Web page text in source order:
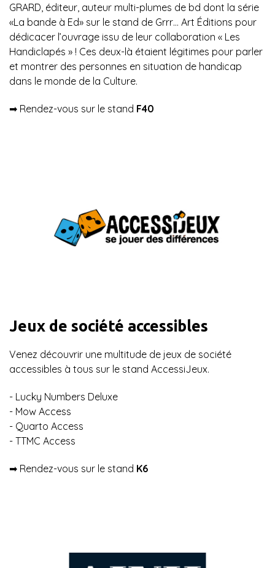
GRARD, éditeur, auteur multi-plumes de bd dont la série
«La bande à Ed» sur le stand de Grrr… Art Éditions pour
dédicacer l’ouvrage issu de leur collaboration « Les
Handiclapés » ! Ces deux-là étaient légitimes pour parler
et montrer des personnes en situation de handicap
dans le monde de la Culture.
➡︎ Rendez-vous sur le stand F40
Jeux de société accessibles
Venez découvrir une multitude de jeux de société
accessibles à tous sur le stand AccessiJeux.
- Lucky Numbers Deluxe
- Mow Access
- Quarto Access
- TTMC Access
➡︎ Rendez-vous sur le stand K6